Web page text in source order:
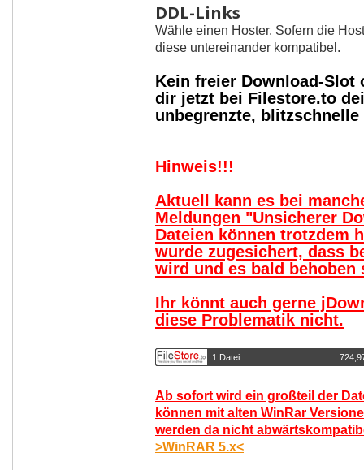
DDL-Links
Wähle einen Hoster. Sofern die
diese untereinander kompatibel.
Kein freier Download-Slot
dir jetzt bei Filestore.to
unbegrenzte,
Hinweis!!!
Aktuell kann es bei
Meldungen "Unsicherer
Dateien können trotzdem
wurde zugesichert, dass
wird und es bald behoben
Ihr könnt auch gerne
diese Problematik nicht.
1 Datei
Ab sofort wird ein großteil der
können mit alten WinRar
werden da nicht
>WinRAR 5.x<